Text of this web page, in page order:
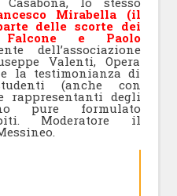
Mirabella (il
delle scorte dei
e Paolo
dell’associazione
Valenti, Opera
la testimonianza di
(anche con
rappresentanti degli
pure formulato
Moderatore il